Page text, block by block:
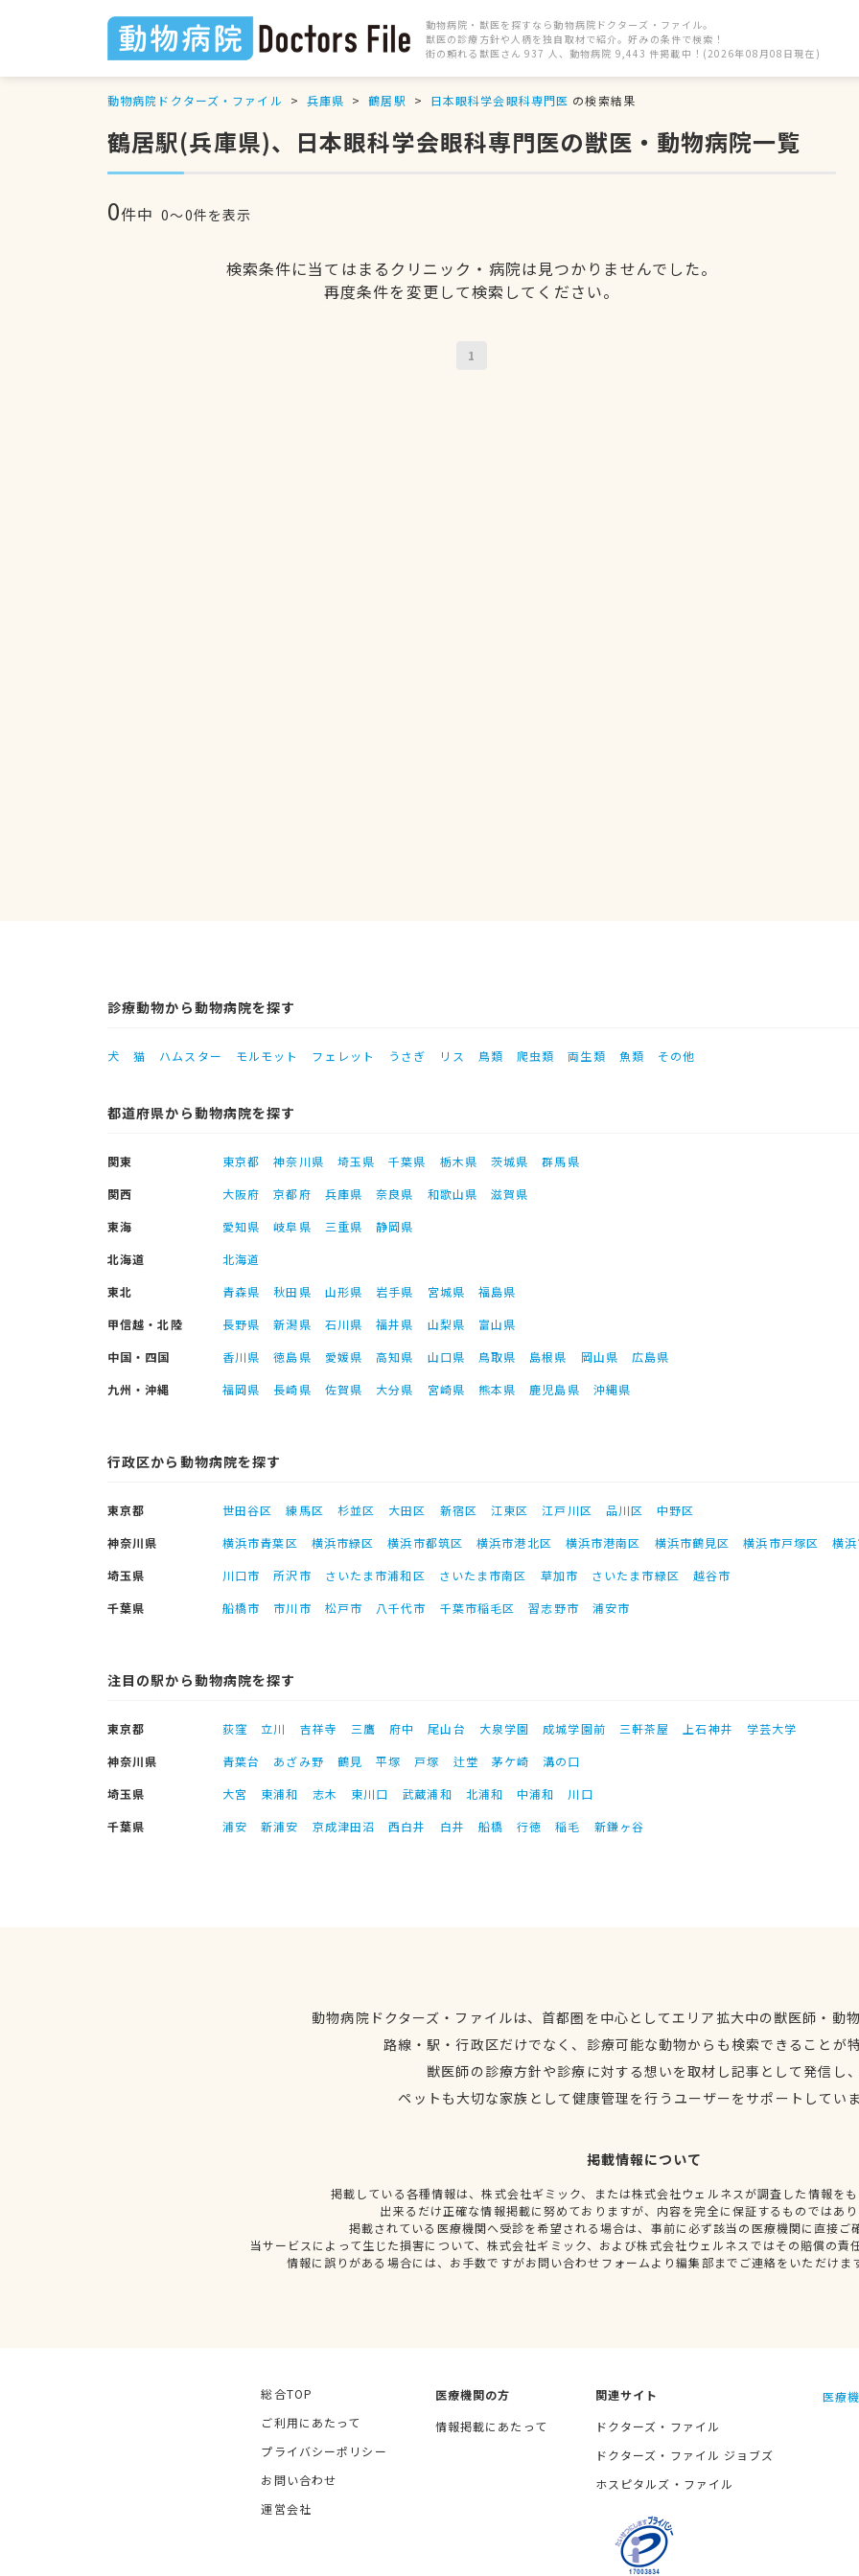
動物病院・獣医を探すなら動物病院ドクターズ・ファイル。
獣医の診療方針や人柄を独自取材で紹介。好みの条件で検索！
街の頼れる獣医さん 937 人、動物病院 9,443 件掲載中！(2026年08月08日現在)
動物病院ドクターズ・ファイル 兵庫県 鶴居駅 日本眼科学会眼科専門医 の検索結果
鶴居駅(兵庫県)、日本眼科学会眼科専門医の獣医・動物病院一覧
0件中 0〜0件を表示
検索条件に当てはまるクリニック・病院は見つかりませんでした。
再度条件を変更して検索してください。
1
診療動物から動物病院を探す
犬 猫 ハムスター モルモット フェレット うさぎ リス 鳥類 爬虫類 両生類 魚類 その他
都道府県から動物病院を探す
関東 東京都 神奈川県 埼玉県 千葉県 栃木県 茨城県
群馬県
関西
大阪府 京都府 兵庫県 奈良県 和歌山県
滋賀県
東海
愛知県 岐阜県 三重県
静岡県
北海道
北海道
東北
青森県 秋田県 山形県 岩手県 宮城県
福島県
甲信越・北陸
長野県 新潟県 石川県 福井県 山梨県
富山県
中国・四国
香川県 徳島県 愛媛県 高知県 山口県 鳥取県 島根県 岡山県
広島県
九州・沖縄
福岡県 長崎県 佐賀県 大分県 宮崎県 熊本県 鹿児島県 沖縄県
行政区から動物病院を探す
東京都 世田谷区 練馬区 杉並区 大田区 新宿区 江東区 江戸川区 品川区
中野区
神奈川県
横浜市青葉区 横浜市緑区 横浜市都筑区 横浜市港北区 横浜市港南区 横浜市鶴見区 横浜市戸塚区
横
埼玉県
川口市 所沢市 さいたま市浦和区 さいたま市南区 草加市 さいたま市緑区
越谷市
千葉県
船橋市 市川市 松戸市 八千代市 千葉市稲毛区 習志野市 浦安市
注目の駅から動物病院を探す
東京都 荻窪 立川 吉祥寺 三鷹 府中 尾山台 大泉学園 成城学園前 三軒茶屋 上石神井
学芸大学
神奈川県
青葉台 あざみ野 鶴見 平塚 戸塚 辻堂 茅ケ崎
溝の口
埼玉県
大宮 東浦和 志木 東川口 武蔵浦和 北浦和 中浦和
川口
千葉県
浦安 新浦安 京成津田沼 西白井 白井 船橋 行徳 稲毛 新鎌ヶ谷
動物病院ドクターズ・ファイルは、首都圏を中心としてエリア拡大中の獣医師・動
路線・駅・行政区だけでなく、診療可能な動物からも検索できることが
獣医師の診療方針や診療に対する想いを取材し記事として発信し
ペットも大切な家族として健康管理を行うユーザーをサポートしてい
掲載情報について
掲載している各種情報は、株式会社ギミック、または株式会社ウェルネスが調査した情報を
出来るだけ正確な情報掲載に努めておりますが、内容を完全に保証するものではあ
掲載されている医療機関へ受診を希望される場合は、事前に必ず該当の医療機関に直接ご
当サービスによって生じた損害について、株式会社ギミック、および株式会社ウェルネスではその賠償の責
情報に誤りがある場合には、お手数ですがお問い合わせフォームより編集部までご連絡をいただけま
総合TOP
ご利用にあたって
プライバシーポリシー
お問い合わせ
運営会社
医療機関の方
情報掲載にあたって
関連サイト
ドクターズ・ファイル
ドクターズ・ファイル ジョブズ
ホスピタルズ・ファイル
医療